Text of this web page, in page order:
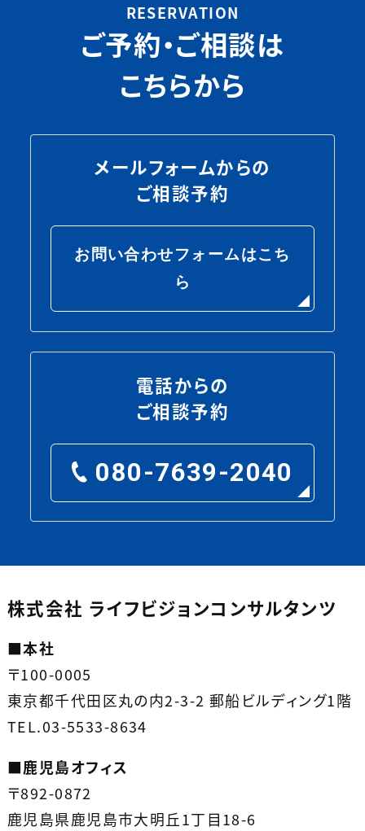
RESERVATION
ご予約・ご相談は
こちらから
メールフォームからの
ご相談予約
お問い合わせフォームはこち
ら
電話からの
ご相談予約
080-7639-2040
株式会社 ライフビジョンコンサルタンツ
■本社
〒100-0005
東京都千代田区丸の内2-3-2 郵船ビルディング1階
TEL.03-5533-8634
■鹿児島オフィス
〒892-0872
鹿児島県鹿児島市大明丘1丁目18-6